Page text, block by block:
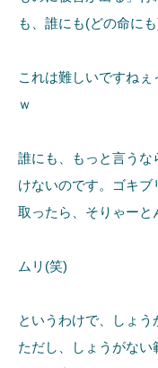
も、誰にも(どの命に
これは難しいですね
ｗ
誰にも、もっと言うな
けないのです。ゴキ
取ったら、そりゃーと
ムリ(笑)
というわけで、しょう
ただし、しょうがない